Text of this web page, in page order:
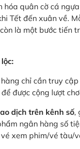
quân cờ cá
Tết đến xuân về.
là một bước tiến
chỉ cần truy
được cộng lượt
dịch trên kênh số,
ngân hàng số
xem phim/vé tàu/